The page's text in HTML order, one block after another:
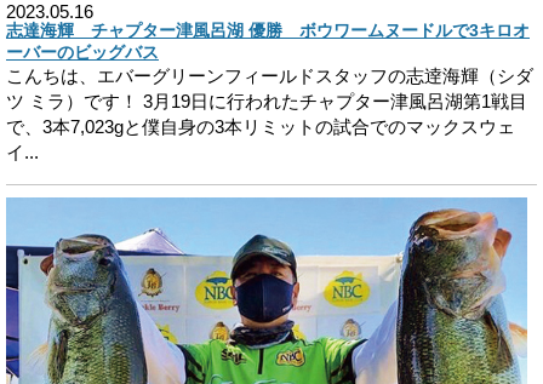
2023.05.16
志達海輝 チャプター津風呂湖 優勝 ボウワームヌードルで3キロオ
ーバーのビッグバス
こんちは、エバーグリーンフィールドスタッフの志逹海輝（シダ
ツ ミラ）です！ 3月19日に行われたチャプター津風呂湖第1戦目
で、3本7,023gと僕自身の3本リミットの試合でのマックスウェ
イ...